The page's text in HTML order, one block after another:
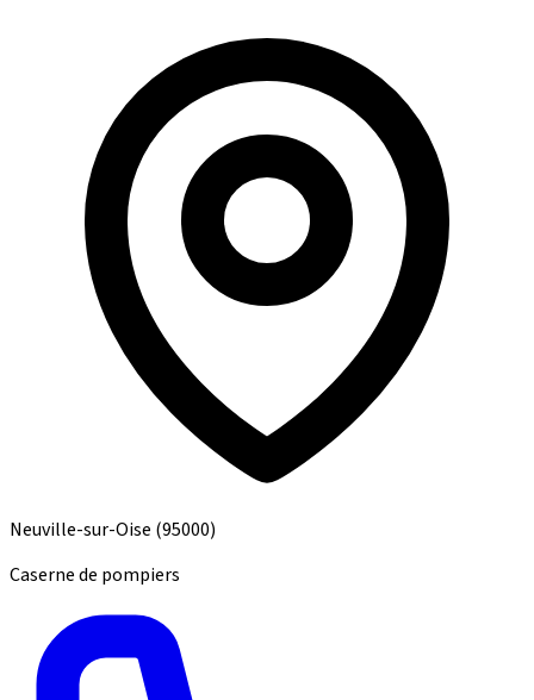
Neuville-sur-Oise (95000)
Caserne de pompiers